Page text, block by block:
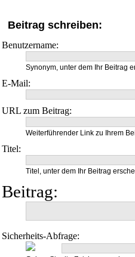
Beitrag schreiben:
Benutzername:
Synonym, unter dem Ihr Beitrag
E-Mail:
URL zum Beitrag:
Weiterführender Link zu Ihrem
Titel:
Titel, unter dem Ihr Beitrag
Beitrag:
Sicherheits-Abfrage: